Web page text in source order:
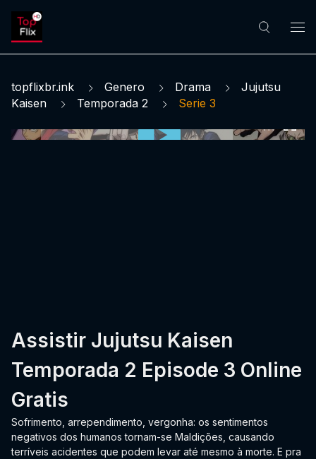
topflixbr.ink Genero Drama
Jujutsu
Kaisen
Temporada 2 Serie 3
Assistir Jujutsu Kaisen
Temporada 2 Episode 3 Online
Gratis
Sofrimento, arrependimento, vergonha: os sentimentos
negativos dos humanos tornam-se Maldições, causando
terríveis acidentes que podem levar até mesmo à morte. E pra